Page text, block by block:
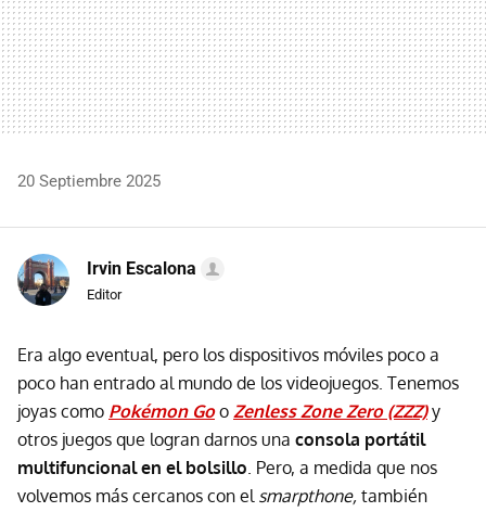
20 Septiembre 2025
Irvin Escalona
Editor
Era algo eventual, pero los dispositivos móviles poco a
poco han entrado al mundo de los videojuegos. Tenemos
joyas como Pokémon Goo Zenless Zone Zero (ZZZ)y
otros juegos que logran darnos una consola portátil
multifuncional en el bolsillo. Pero, a medida que nos
volvemos más cercanos con el smarpthone, también